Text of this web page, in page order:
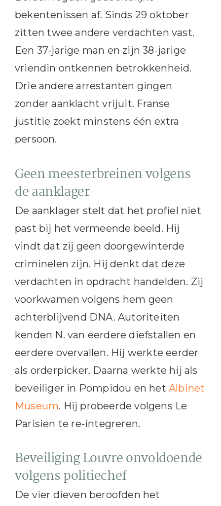
bekentenissen af. Sinds 29 oktober
zitten twee andere verdachten vast.
Een 37-jarige man en zijn 38-jarige
vriendin ontkennen betrokkenheid.
Drie andere arrestanten gingen
zonder aanklacht vrijuit. Franse
justitie zoekt minstens één extra
persoon.
Geen meesterbreinen volgens
de aanklager
De aanklager stelt dat het profiel niet
past bij het vermeende beeld. Hij
vindt dat zij geen doorgewinterde
criminelen zijn. Hij denkt dat deze
verdachten in opdracht handelden. Zij
voorkwamen volgens hem geen
achterblijvend DNA. Autoriteiten
kenden N. van eerdere diefstallen en
eerdere overvallen. Hij werkte eerder
als orderpicker. Daarna werkte hij als
beveiliger in Pompidou en het Albinet
Museum. Hij probeerde volgens Le
Parisien te re-integreren.
Beveiliging Louvre onvoldoende
volgens politiechef
De vier dieven beroofden het